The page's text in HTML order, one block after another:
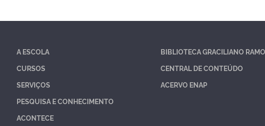
A ESCOLA
CURSOS
SERVIÇOS
PESQUISA E CONHECIMENTO
ACONTECE
BIBLIOTECA GRACILIANO
CENTRAL DE CONTEÚDO
ACERVO ENAP